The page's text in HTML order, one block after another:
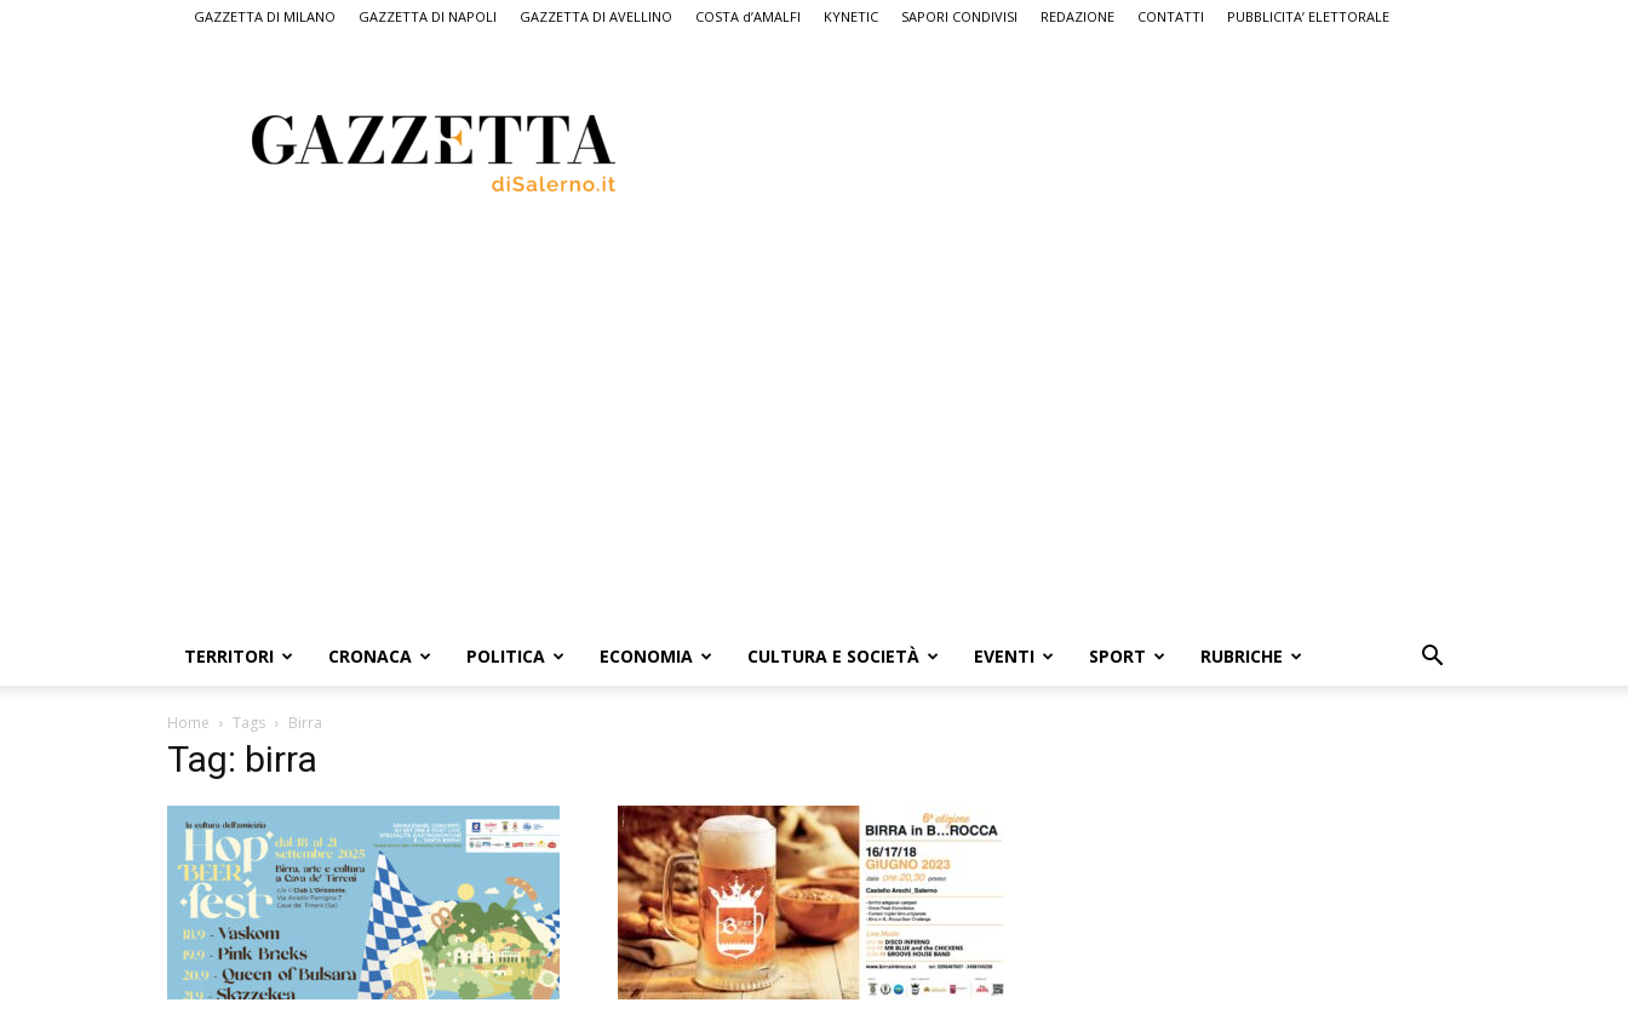
GAZZETTA DI MILANO GAZZETTA DI NAPOLI GAZZETTA DI AVELLINO COSTA d’AMALFI KYNETIC SAPORI CONDIVISI REDAZIONE CONTATTI PUBBLICITA’ ELETTORALE
Salerno,
il
quotidiano
TERRITORI CRONACA POLITICA ECONOMIA CULTURA E SOCIETÀ EVENTI SPORT RUBRICHE
Home Tags Birra
Tag: birra